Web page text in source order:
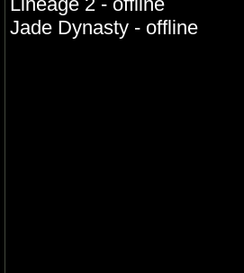
Jade Dynasty - offline